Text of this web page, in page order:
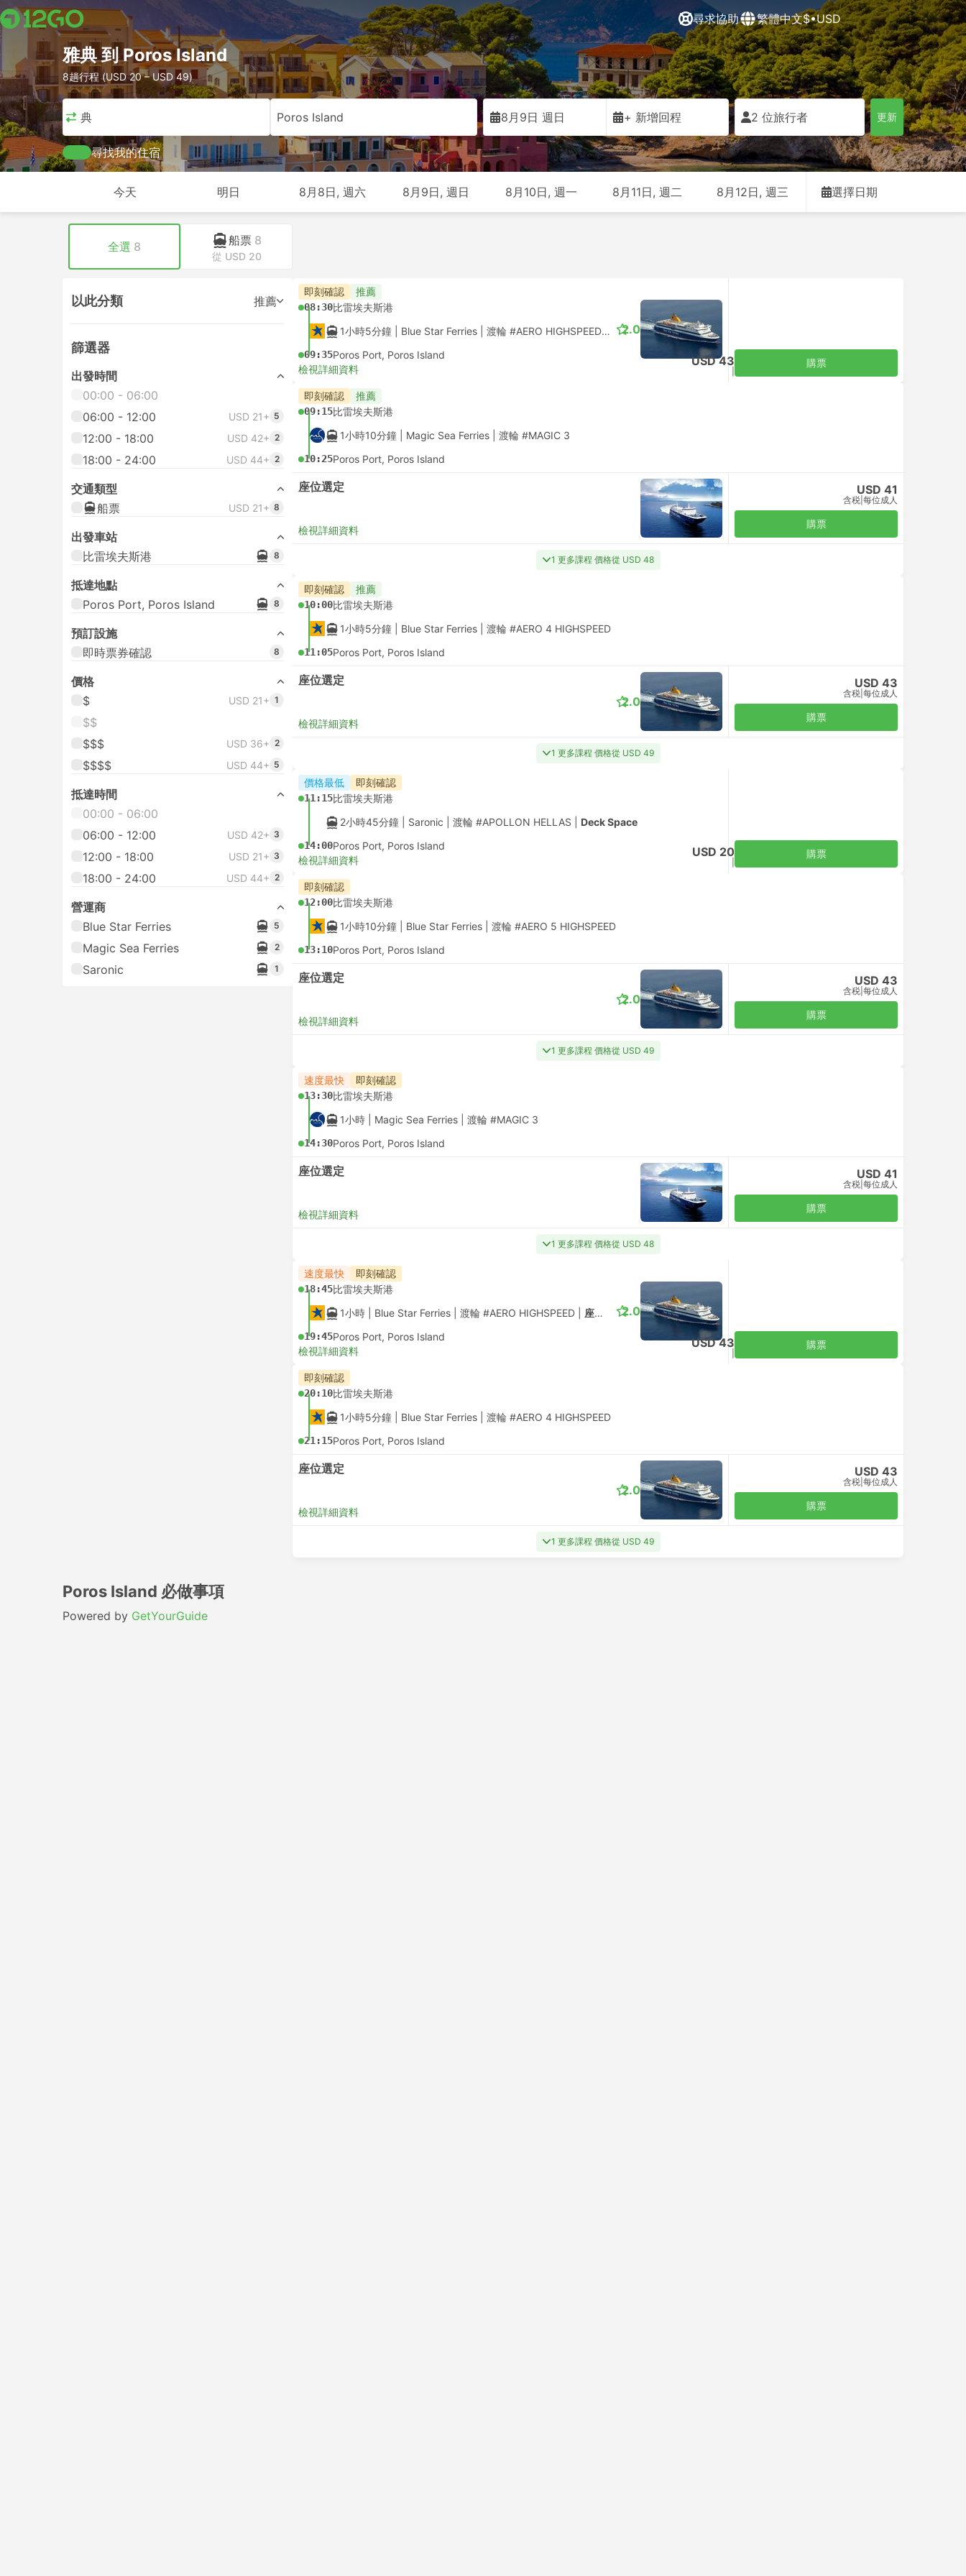
尋求協助 繁體中文$•USD
雅典 到 Poros Island
8趟行程 (USD 20 – USD 49)
雅典 Poros Island 8月9日 週日 + 新增回程 2 位旅行者 更新
尋找我的住宿
今天 明日 8月8日, 週六 8月9日, 週日 8月10日, 週一 8月11日, 週二 8月12日, 週三 選擇日期
全選 8 船票 8
從 USD 20
以此分類 推薦
篩選器
出發時間
00:00 - 06:00
06:00 - 12:00
USD 21+ 5
12:00 - 18:00 USD 42+ 2
18:00 - 24:00 USD 44+ 2
交通類型
船票
USD 21+ 8
出發車站
比雷埃夫斯港
8
抵達地點
Poros Port, Poros Island
8
預訂設施
即時票券確認
8
價格
$
USD 21+ 1
$$
$$$
USD 36+ 2
$$$$ USD 44+ 5
抵達時間
00:00 - 06:00
06:00 - 12:00
USD 42+ 3
12:00 - 18:00 USD 21+ 3
18:00 - 24:00 USD 44+ 2
營運商
Blue Star Ferries
5
Magic Sea Ferries 2
Saronic 1
即刻確認 推薦
08:30比雷埃夫斯港
1小時5分鐘 | Blue Star Ferries 渡輪 #AERO HIGHSPEED| 座位選定
09:35Poros Port, Poros Island
2.0
檢視詳細資料
USD 43 購票
即刻確認 推薦
09:15比雷埃夫斯港
1小時10分鐘 | Magic Sea Ferries 渡輪 #MAGIC 3
10:25Poros Port, Poros Island
座位選定
檢視詳細資料
USD 41
含税 每位成人
購票
1 更多課程 價格從 USD 48
即刻確認 推薦
10:00比雷埃夫斯港
1小時5分鐘 | Blue Star Ferries 渡輪 #AERO 4 HIGHSPEED
11:05Poros Port, Poros Island
座位選定
檢視詳細資料
2.0
USD 43
含税 每位成人
購票
1 更多課程 價格從 USD 49
價格最低 即刻確認
11:15比雷埃夫斯港
2小時45分鐘 | Saronic 渡輪 #APOLLON HELLAS Deck Space
14:00Poros Port, Poros Island
檢視詳細資料
USD 20 購票
即刻確認
12:00比雷埃夫斯港
1小時10分鐘 | Blue Star Ferries 渡輪 #AERO 5 HIGHSPEED
13:10Poros Port, Poros Island
座位選定
檢視詳細資料
2.0
USD 43
含税 每位成人
購票
1 更多課程 價格從 USD 49
速度最快 即刻確認
13:30比雷埃夫斯港
1小時 | Magic Sea Ferries 渡輪 #MAGIC 3
14:30Poros Port, Poros Island
座位選定
檢視詳細資料
USD 41
含税 每位成人
購票
1 更多課程 價格從 USD 48
速度最快 即刻確認
18:45比雷埃夫斯港
1小時 | Blue Star Ferries 渡輪 #AERO HIGHSPEED 座位選定
19:45Poros Port, Poros Island
2.0
檢視詳細資料
USD 43 購票
即刻確認
20:10比雷埃夫斯港
1小時5分鐘 | Blue Star Ferries 渡輪 #AERO 4 HIGHSPEED
21:15Poros Port, Poros Island
座位選定
檢視詳細資料
2.0
USD 43
含税 每位成人
購票
1 更多課程 價格從 USD 49
Poros Island 必做事項
Powered by GetYourGuide